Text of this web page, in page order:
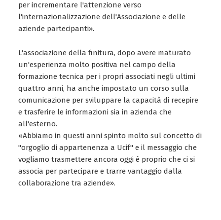
per incrementare l'attenzione verso
l'internazionalizzazione dell'Associazione e delle
aziende partecipanti».
L'associazione della finitura, dopo avere maturato
un'esperienza molto positiva nel campo della
formazione tecnica per i propri associati negli ultimi
quattro anni, ha anche impostato un corso sulla
comunicazione per sviluppare la capacità di recepire
e trasferire le informazioni sia in azienda che
all'esterno.
«Abbiamo in questi anni spinto molto sul concetto di
"orgoglio di appartenenza a Ucif" e il messaggio che
vogliamo trasmettere ancora oggi è proprio che ci si
associa per partecipare e trarre vantaggio dalla
collaborazione tra aziende».